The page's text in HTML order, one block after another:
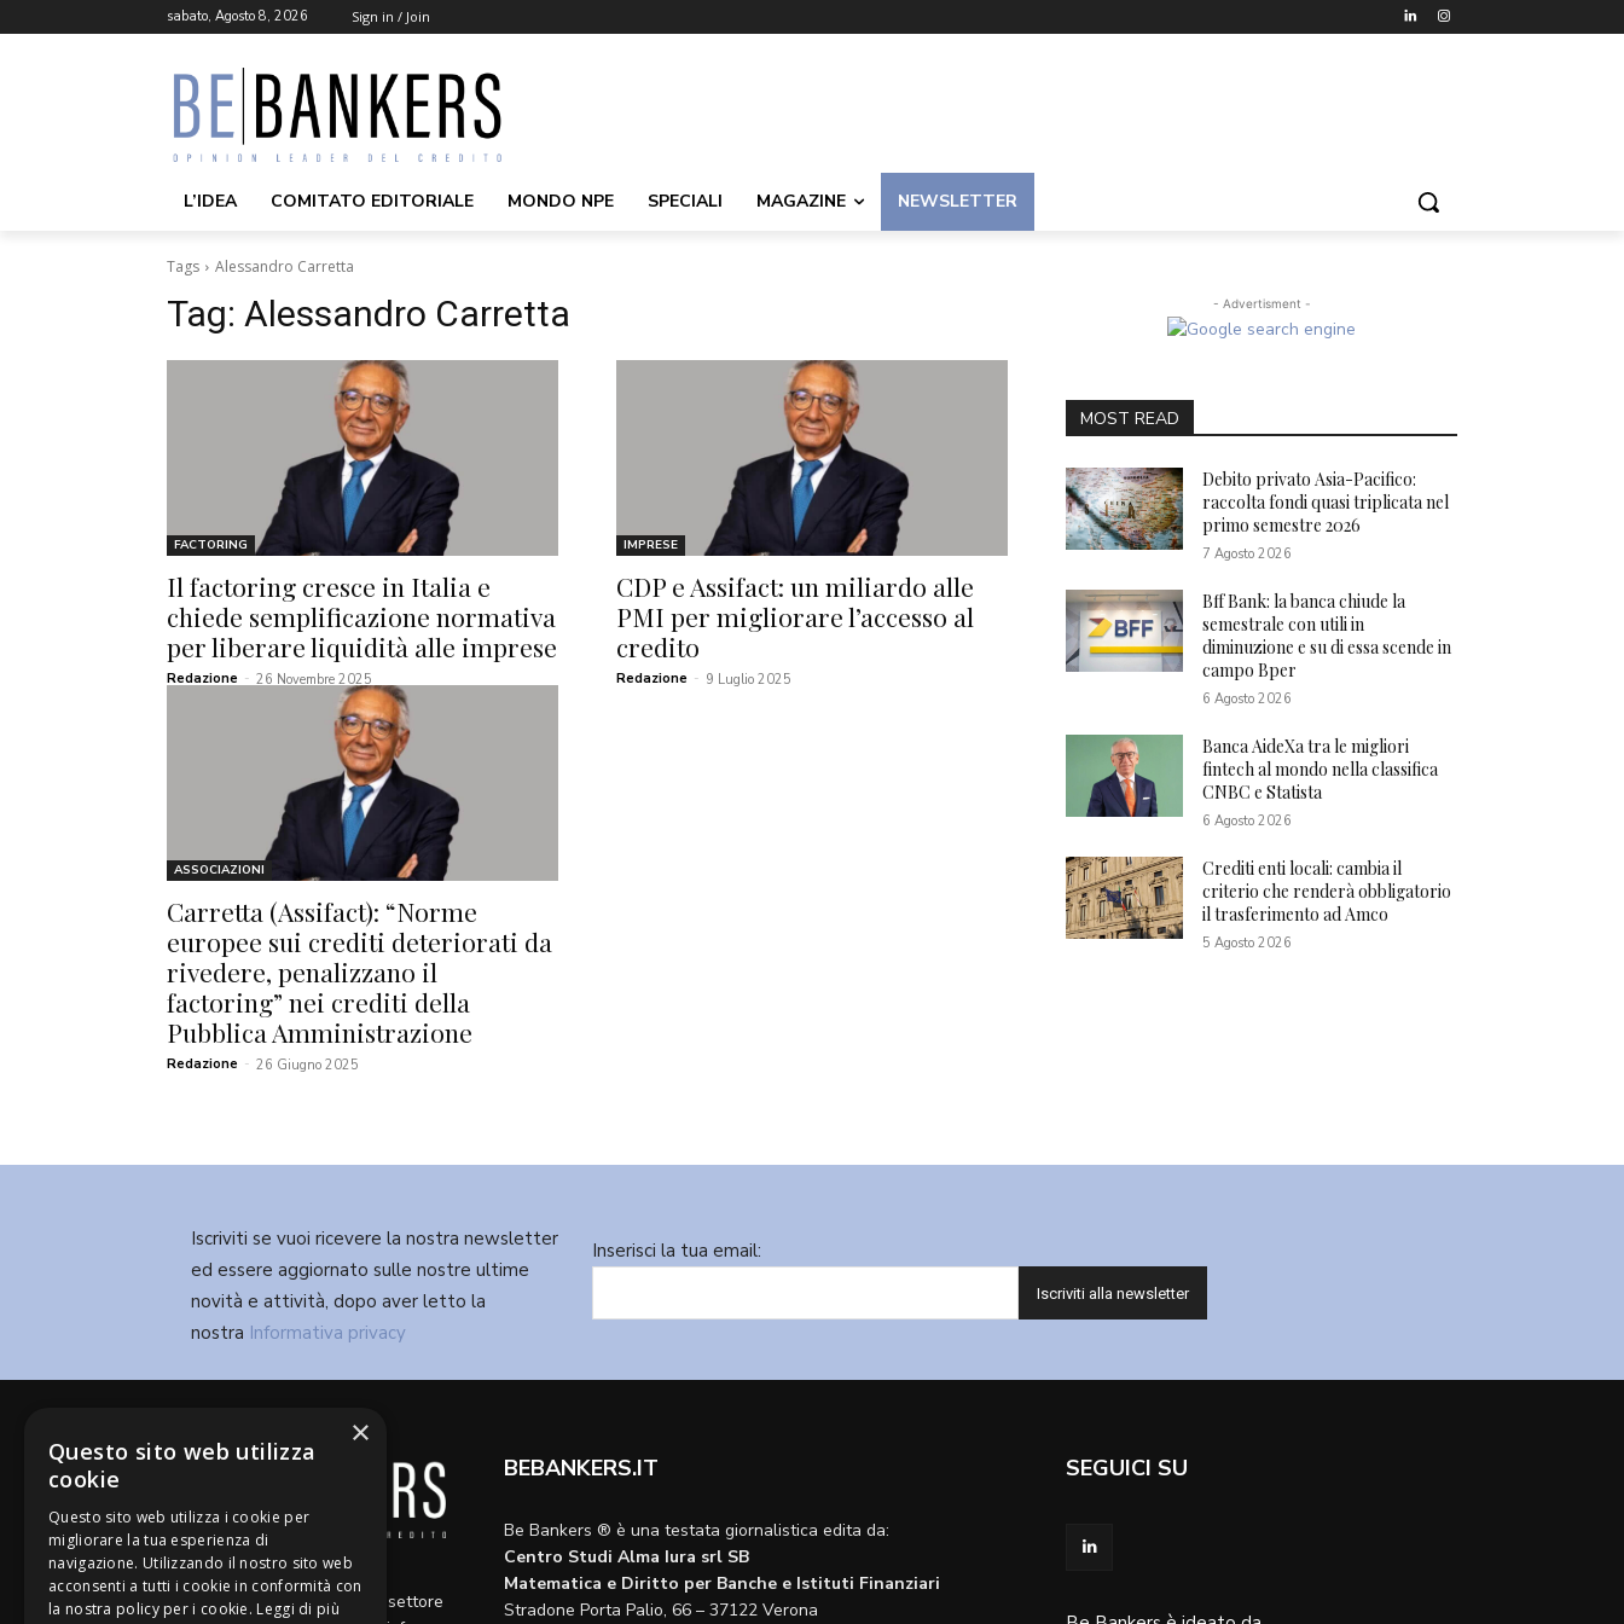
sabato, Agosto 8, 2026 Sign in / Join
L’IDEA COMITATO EDITORIALE MONDO NPE SPECIALI MAGAZINE NEWSLETTER
Tags Alessandro Carretta
Tag: Alessandro Carretta
FACTORING
Il factoring cresce in Italia e
chiede semplificazione normativa
per liberare liquidità alle imprese
Redazione - 26 Novembre 2025
IMPRESE
CDP e Assifact: un miliardo alle
PMI per migliorare l’accesso al
credito
Redazione - 9 Luglio 2025
ASSOCIAZIONI
Carretta (Assifact): “Norme
europee sui crediti deteriorati da
rivedere, penalizzano il
factoring” nei crediti della
Pubblica Amministrazione
Redazione - 26 Giugno 2025
- Advertisment -
MOST READ
Debito privato Asia-Pacifico:
raccolta fondi quasi triplicata nel
primo semestre 2026
7 Agosto 2026
Bff Bank: la banca chiude la
semestrale con utili in
diminuzione e su di essa scende in
campo Bper
6 Agosto 2026
Banca AideXa tra le migliori
fintech al mondo nella classifica
CNBC e Statista
6 Agosto 2026
Crediti enti locali: cambia il
criterio che renderà obbligatorio
il trasferimento ad Amco
5 Agosto 2026
Iscriviti se vuoi ricevere la nostra newsletter
ed essere aggiornato sulle nostre ultime
novità e attività, dopo aver letto la
nostra Informativa privacy
Inserisci la tua email:
Diamo voce a riflessioni,
aggiornamenti e opinioni sul settore
BEBANKERS.IT
Be Bankers ® è una testata giornalistica edita da:
Centro Studi Alma Iura srl SB
Matematica e Diritto per Banche e Istituti Finanziari
Stradone Porta Palio, 66 – 37122 Verona
SEGUICI SU
×
Questo sito web utilizza
cookie
Questo sito web utilizza i cookie per
migliorare la tua esperienza di
navigazione. Utilizzando il nostro sito web
acconsenti a tutti i cookie in conformità con
la nostra policy per i cookie. Leggi di più